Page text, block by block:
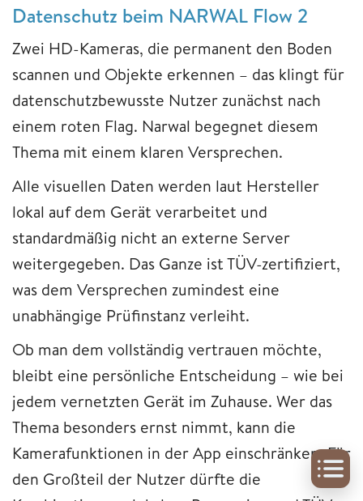
Datenschutz beim NARWAL Flow 2
Zwei HD-Kameras, die permanent den Boden
scannen und Objekte erkennen – das klingt für
datenschutzbewusste Nutzer zunächst nach
einem roten Flag. Narwal begegnet diesem
Thema mit einem klaren Versprechen.
Alle visuellen Daten werden laut Hersteller
lokal auf dem Gerät verarbeitet und
standardmäßig nicht an externe Server
weitergegeben. Das Ganze ist TÜV-zertifiziert,
was dem Versprechen zumindest eine
unabhängige Prüfinstanz verleiht.
Ob man dem vollständig vertrauen möchte,
bleibt eine persönliche Entscheidung – wie bei
jedem vernetzten Gerät im Zuhause. Wer das
Thema besonders ernst nimmt, kann die
Kamerafunktionen in der App einschränken. Für
den Großteil der Nutzer dürfte die